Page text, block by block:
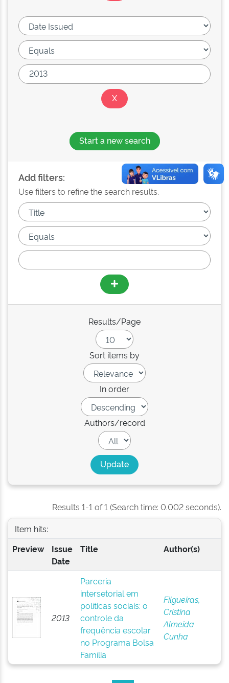
Start a new search
Add filters:
Use filters to refine the search results.
Results/Page
Sort items by
In order
Authors/record
Results 1-1 of 1 (Search time: 0.002 seconds).
Item hits:
Preview
Issue
Date
Title Author(s)
2013
Parceria
intersetorial em
políticas sociais: o
controle da
frequência escolar
no Programa Bolsa
Família
Filgueiras,
Cristina
Almeida
Cunha